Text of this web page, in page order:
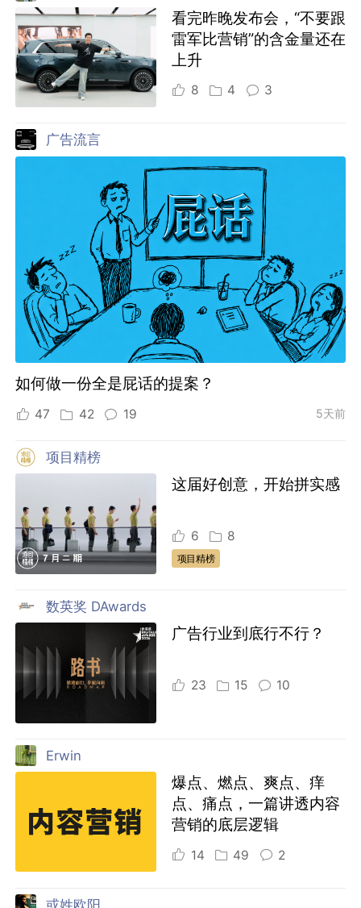
看完昨晚发布会，“不要跟
雷军比营销”的含金量还在
上升
8 4 3
广告流言
如何做一份全是屁话的提案？
47 42 19 5天前
项目精榜
这届好创意，开始拼实感
6 8
项目精榜
数英奖 DAwards
广告行业到底行不行？
23 15 10
Erwin
爆点、燃点、爽点、痒
点、痛点，一篇讲透内容
营销的底层逻辑
14 49 2
或姓欧阳